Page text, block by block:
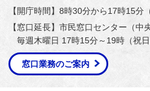
【開庁時間】8時30分から17時15分
【窓口延長】市民窓口センター（中
毎週木曜日 17時15分～19時（祝日
窓口業務のご案内